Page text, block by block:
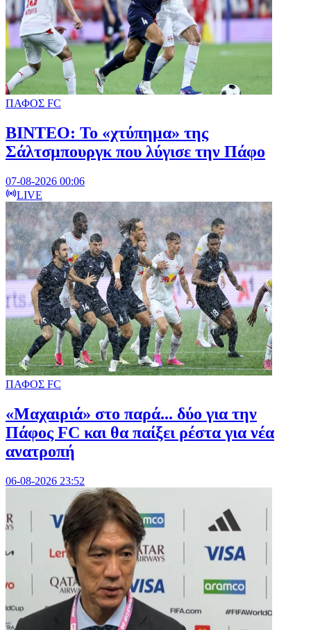
ΠΑΦΟΣ FC
ΒΙΝΤΕΟ: Το «χτύπημα» της
Σάλτσμπουργκ που λύγισε την Πάφο
07-08-2026 00:06
LIVE
ΠΑΦΟΣ FC
«Μαχαιριά» στο παρά... δύο για την
Πάφος FC και θα παίξει ρέστα για νέα
ανατροπή
06-08-2026 23:52